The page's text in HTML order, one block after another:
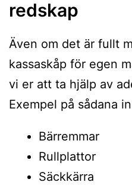
redskap
Även om det är fullt
kassaskåp för egen
vi er att ta hjälp av
Exempel på sådana
Bärremmar
Rullplattor
Säckkärra